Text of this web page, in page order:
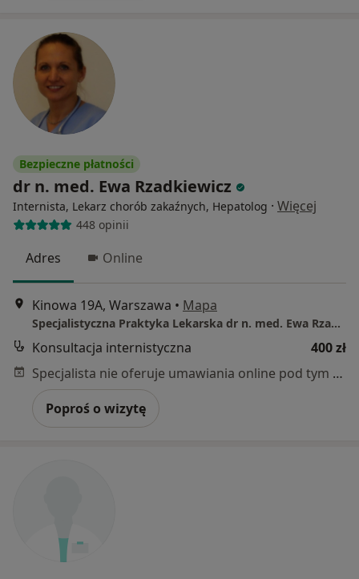
Bezpieczne płatności
dr n. med. Ewa Rzadkiewicz
Internista, Lekarz chorób zakaźnych, Hepatolog · Więcej
448 opinii
Adres Online
Kinowa 19A, Warszawa • Mapa
Specjalistyczna Praktyka Lekarska dr n. med. Ewa Rzadkiewicz Mazowieckie Centrum Reumatologii i Osteoporozy
Konsultacja internistyczna
400 zł
Specjalista nie oferuje umawiania online pod tym adresem.
Poproś o wizytę